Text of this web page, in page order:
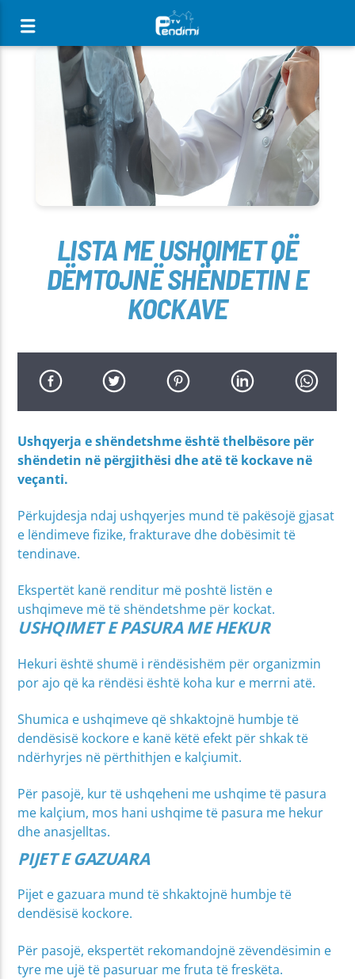
[There are no radio stations in the database]
LISTA ME USHQIMET QË
DËMTOJNË SHËNDETIN E
KOCKAVE
Ushqyerja e shëndetshme është thelbësore për
shëndetin në përgjithësi dhe atë të kockave në
veçanti.
Përkujdesja ndaj ushqyerjes mund të pakësojë gjasat
e lëndimeve fizike, frakturave dhe dobësimit të
tendinave.
Ekspertët kanë renditur më poshtë listën e
ushqimeve më të shëndetshme për kockat.
USHQIMET E PASURA ME HEKUR
Hekuri është shumë i rëndësishëm për organizmin
por ajo që ka rëndësi është koha kur e merrni atë.
Shumica e ushqimeve që shkaktojnë humbje të
dendësisë kockore e kanë këtë efekt për shkak të
ndërhyrjes në përthithjen e kalçiumit.
Për pasojë, kur të ushqeheni me ushqime të pasura
me kalçium, mos hani ushqime të pasura me hekur
dhe anasjelltas.
PIJET E GAZUARA
Pijet e gazuara mund të shkaktojnë humbje të
dendësisë kockore.
Për pasojë, ekspertët rekomandojnë zëvendësimin e
tyre me ujë të pasuruar me fruta të freskëta.